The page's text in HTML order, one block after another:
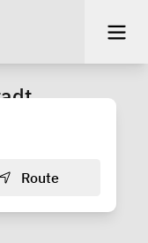
Route